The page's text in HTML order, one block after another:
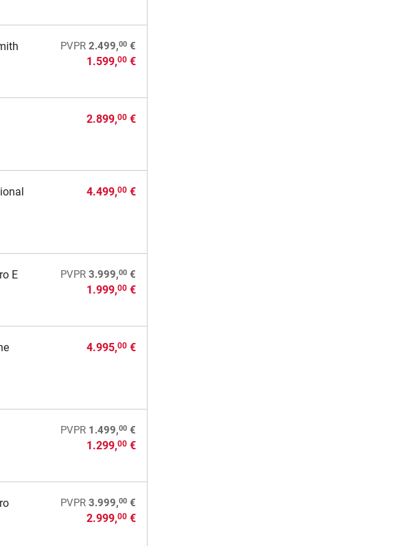
PVPR 2.499,00 €
1.599,00 €
2.899,00 €
4.499,00 €
E PVPR 3.999,00 €
1.999,00 €
4.995,00 €
PVPR 1.499,00 €
1.299,00 €
PVPR 3.999,00 €
2.999,00 €